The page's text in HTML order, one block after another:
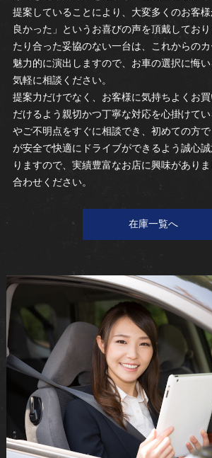
提案していることにより、大変多くのお客
良かった」というお喜びの声を頂戴してお
たり合った妥協のない一台は、これからの
魅力的に演出しますので、お車の選択に悔
気軽に相談ください。
提案力だけでなく、お客様に気持ちよくお
だけるよう親切かつ丁寧な対応を心掛けて
やご不明点をすぐに相談でき、初めての方
が安全で快適にドライブができるよう誠心
りますので、実績豊富なお店に興味があり
合わせください。
在庫一覧へ